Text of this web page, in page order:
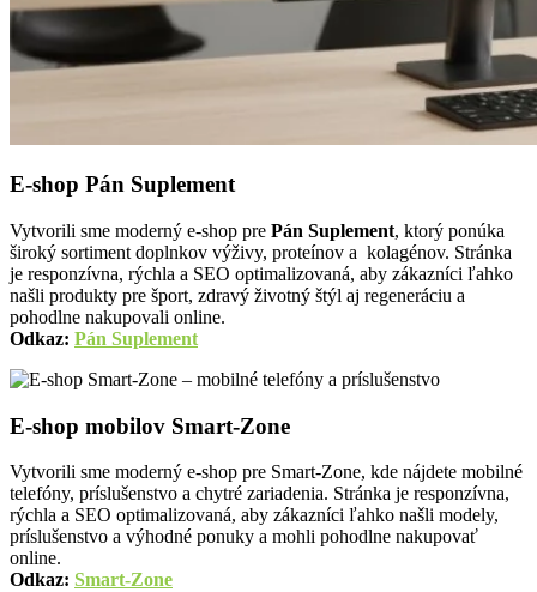
E-shop Pán Suplement
Vytvorili sme moderný e-shop pre Pán Suplement, ktorý ponúka
široký sortiment doplnkov výživy, proteínov a kolagénov. Stránka
je responzívna, rýchla a SEO optimalizovaná, aby zákazníci ľahko
našli produkty pre šport, zdravý životný štýl aj regeneráciu a
pohodlne nakupovali online.
Odkaz: Pán Suplement
E-shop mobilov Smart-Zone
Vytvorili sme moderný e-shop pre Smart-Zone, kde nájdete mobilné
telefóny, príslušenstvo a chytré zariadenia. Stránka je responzívna,
rýchla a SEO optimalizovaná, aby zákazníci ľahko našli modely,
príslušenstvo a výhodné ponuky a mohli pohodlne nakupovať
online.
Odkaz: Smart-Zone